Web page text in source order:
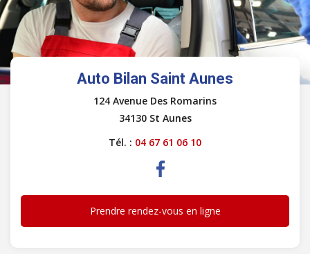
Auto Bilan Saint Aunes
124 Avenue Des Romarins
34130 St Aunes
Tél. : 04 67 61 06 10
Prendre rendez-vous en ligne